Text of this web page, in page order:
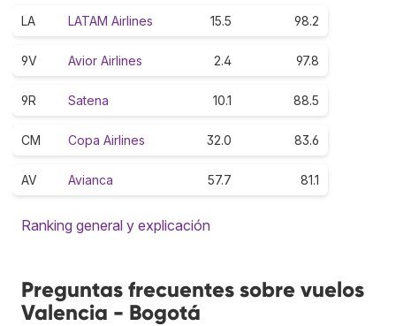
LA LATAM Airlines 15.5 98.2
9V Avior Airlines 2.4 97.8
9R Satena 10.1 88.5
CM Copa Airlines 32.0 83.6
AV Avianca 57.7 81.1
Ranking general y explicación
Preguntas frecuentes sobre vuelos
Valencia - Bogotá